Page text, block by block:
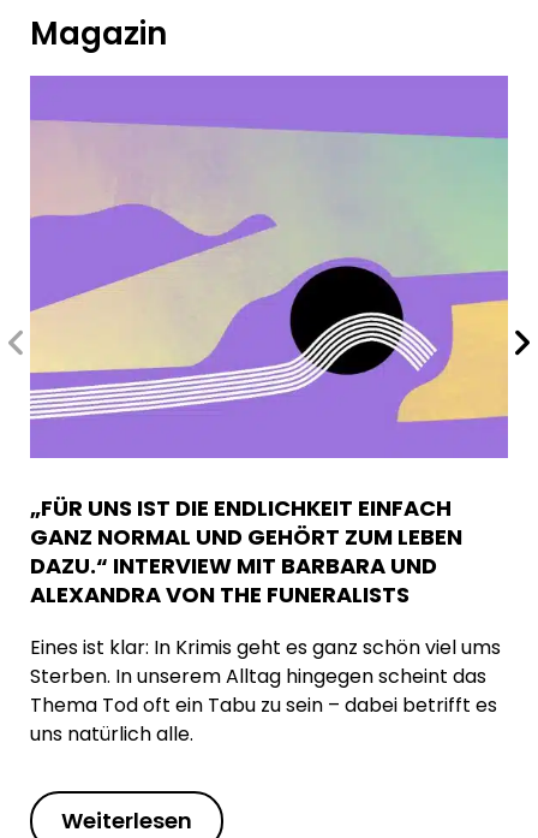
Magazin
„FÜR UNS IST DIE ENDLICHKEIT EINFACH
GANZ NORMAL UND GEHÖRT ZUM LEBEN
DAZU.“ INTERVIEW MIT BARBARA UND
ALEXANDRA VON THE FUNERALISTS
Eines ist klar: In Krimis geht es ganz schön viel ums
Sterben. In unserem Alltag hingegen scheint das
Thema Tod oft ein Tabu zu sein – dabei betrifft es
uns natürlich alle.
Weiterlesen